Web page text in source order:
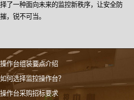
了一种面向未来的监控新秩序，让安全防
，锐不可当。
作台组装要点介绍
何选择监控操作台？
作台采购招标要求